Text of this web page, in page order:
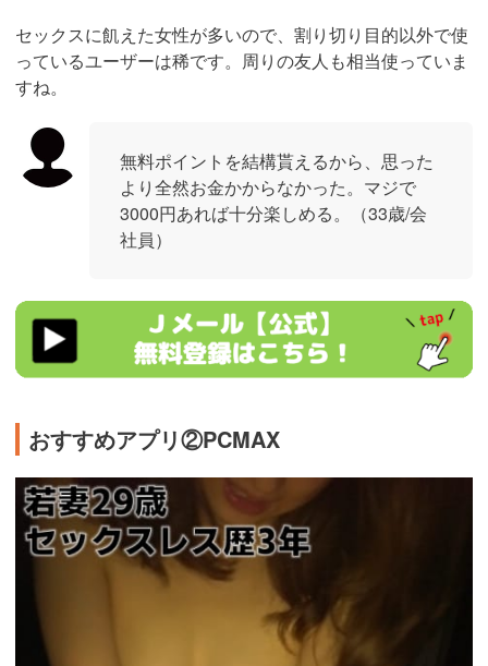
セックスに飢えた女性が多いので、割り切り目的以外で使
っているユーザーは稀です。周りの友人も相当使っていま
すね。
無料ポイントを結構貰えるから、思った
より全然お金かからなかった。マジで
3000円あれば十分楽しめる。（33歳/会
社員）
https://ac.m-
ads.jp/t6d63J515a0bact6/cl/?
bId=48d54Uc6&msid=2999
おすすめアプリ②PCMAX
https://pcmax.jp/lp/?
ad_id=rm327007